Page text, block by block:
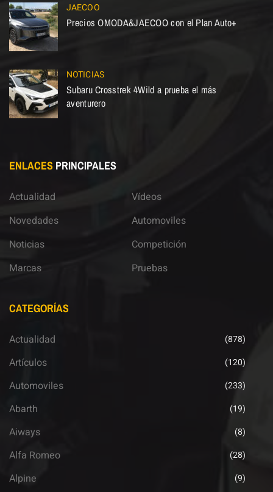
JAECOO
Precios OMODA&JAECOO con el Plan Auto+
NOTICIAS
Subaru Crosstrek 4Wild a prueba el más
aventurero
ENLACES PRINCIPALES
Actualidad
Novedades
Noticias
Marcas
Vídeos
Automoviles
Competición
Pruebas
CATEGORÍAS
Actualidad (878)
Artículos (120)
Automoviles (233)
Abarth (19)
Aiways (8)
Alfa Romeo (28)
Alpine (9)